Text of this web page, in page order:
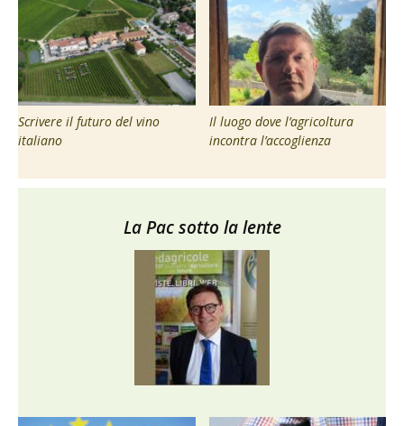
Scrivere il futuro del vino
italiano
Il luogo dove l’agricoltura
incontra l’accoglienza
La Pac sotto la lente